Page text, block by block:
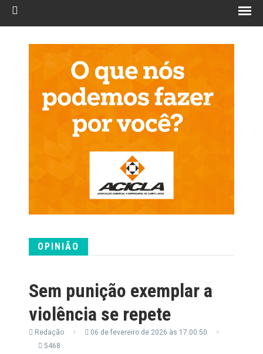
OPINIÃO
Sem punição exemplar a
violência se repete
Redação
06 de fevereiro de 2026 às 17:00:50
5468